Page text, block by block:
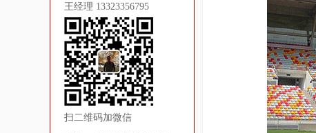
王经理 13323356795
扫二维码加微信